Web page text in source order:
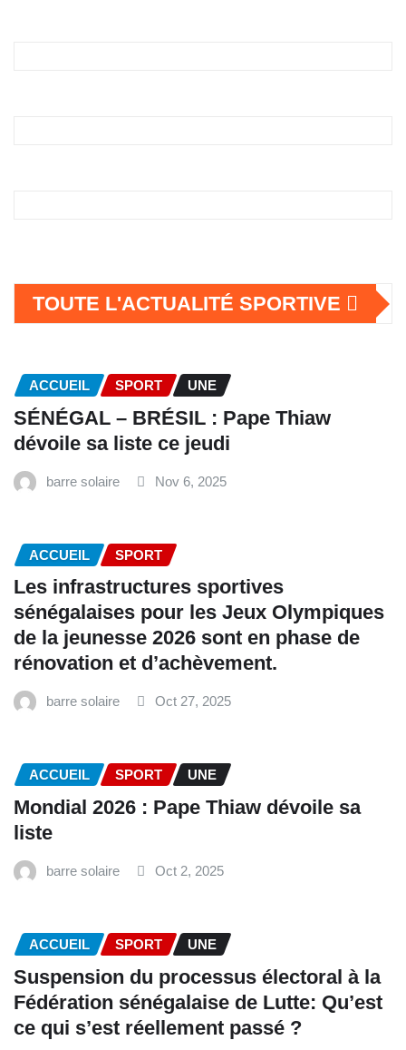
TOUTE L'ACTUALITÉ SPORTIVE
ACCUEIL SPORT UNE
SÉNÉGAL – BRÉSIL : Pape Thiaw
dévoile sa liste ce jeudi
barre solaire Nov 6, 2025
ACCUEIL SPORT
Les infrastructures sportives
sénégalaises pour les Jeux Olympiques
de la jeunesse 2026 sont en phase de
rénovation et d’achèvement.
barre solaire Oct 27, 2025
ACCUEIL SPORT UNE
Mondial 2026 : Pape Thiaw dévoile sa
liste
barre solaire Oct 2, 2025
ACCUEIL SPORT UNE
‎Suspension du processus électoral à la
Fédération sénégalaise de Lutte: Qu’est
ce qui s’est réellement passé ? ‎‎